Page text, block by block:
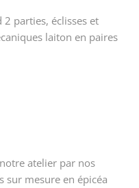
parties, éclisses et
laiton en paires
atelier par nos
sur mesure en épicéa